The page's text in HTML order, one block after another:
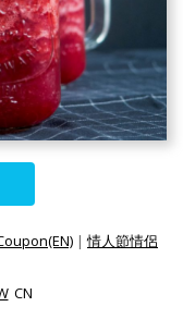
|情人節情侶
CN